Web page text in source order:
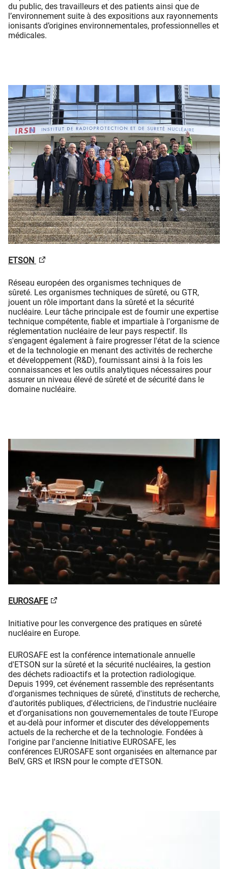
du public, des travailleurs et des patients ainsi que de
l’environnement suite à des expositions aux rayonnements
ionisants d’origines environnementales, professionnelles et
médicales.
ETSON
Réseau européen des organismes techniques de
sûreté. Les organismes techniques de sûreté, ou GTR,
jouent un rôle important dans la sûreté et la sécurité
nucléaire. Leur tâche principale est de fournir une expertise
technique compétente, fiable et impartiale à l'organisme de
réglementation nucléaire de leur pays respectif. Ils
s'engagent également à faire progresser l'état de la science
et de la technologie en menant des activités de recherche
et développement (R&D), fournissant ainsi à la fois les
connaissances et les outils analytiques nécessaires pour
assurer un niveau élevé de sûreté et de sécurité dans le
domaine nucléaire.
EUROSAFE
Initiative pour les convergence des pratiques en sûreté
nucléaire en Europe.
EUROSAFE est la conférence internationale annuelle
d'ETSON sur la sûreté et la sécurité nucléaires, la gestion
des déchets radioactifs et la protection radiologique.
Depuis 1999, cet événement rassemble des représentants
d'organismes techniques de sûreté, d'instituts de recherche,
d'autorités publiques, d'électriciens, de l'industrie nucléaire
et d'organisations non gouvernementales de toute l'Europe
et au-delà pour informer et discuter des développements
actuels de la recherche et de la technologie. Fondées à
l'origine par l'ancienne Initiative EUROSAFE, les
conférences EUROSAFE sont organisées en alternance par
BelV, GRS et IRSN pour le compte d'ETSON.